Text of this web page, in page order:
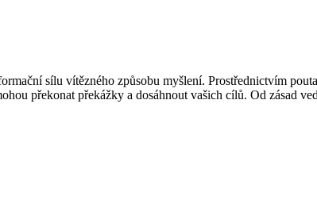
sílu vítězného způsobu myšlení. Prostřednictvím
překonat překážky a dosáhnout vašich cílů. Od zásad